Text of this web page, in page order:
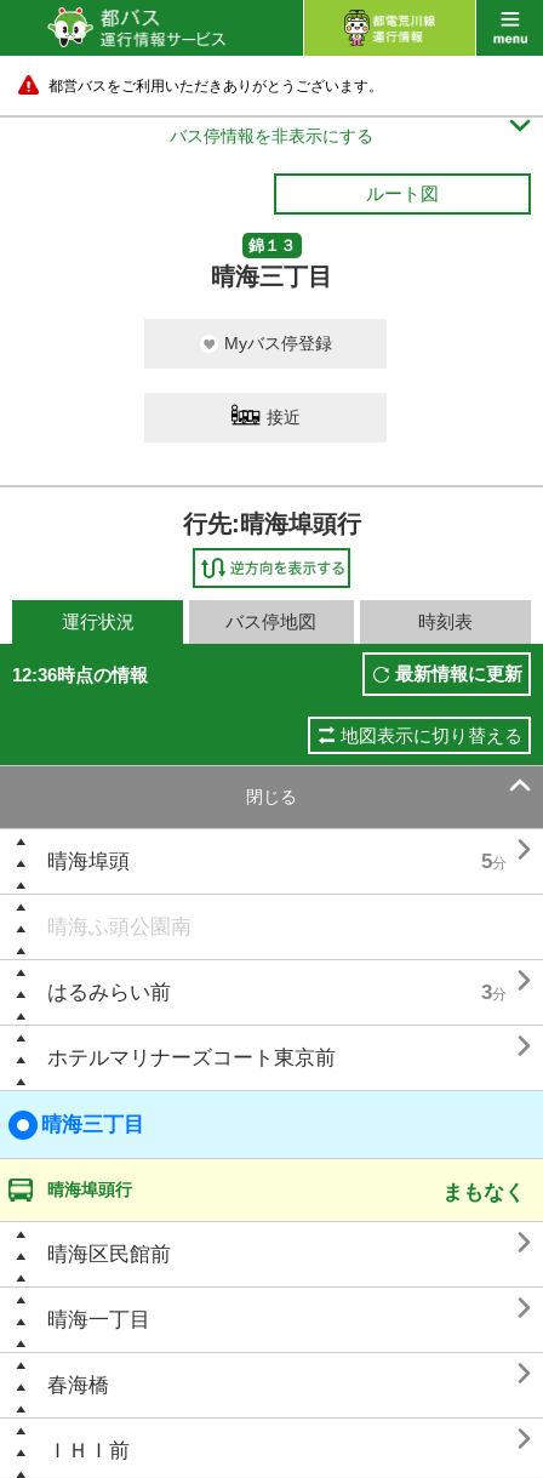
都営バスをご利用いただきありがとうございます。
バス停情報を非表示にする 
ルート図
錦１３
晴海三丁目
Myバス停登録
接近
行先:晴海埠頭行
運行状況 バス停地図 時刻表
12:36時点の情報 最新情報に更新
地図表示に切り替える
閉じる 
晴海埠頭 5分 
晴海ふ頭公園南
はるみらい前 3分 
ホテルマリナーズコート東京前 
晴海三丁目
晴海埠頭行 まもなく
晴海区民館前 
晴海一丁目 
春海橋 
ＩＨＩ前 